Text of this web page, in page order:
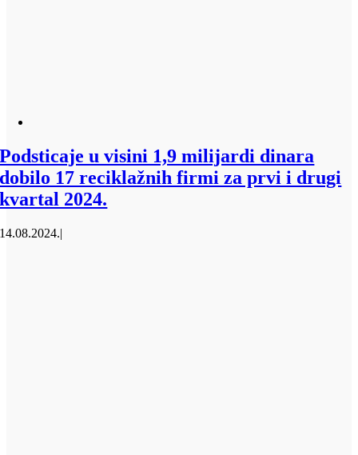
Podsticaje u visini 1,9 milijardi dinara
dobilo 17 reciklažnih firmi za prvi i drugi
kvartal 2024.
14.08.2024.|